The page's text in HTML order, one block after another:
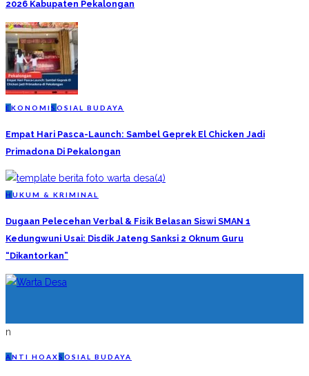
2026 Kabupaten Pekalongan
EKONOMI S OSIAL BUDAYA
Empat Hari Pasca-Launch: Sambel Geprek El Chicken Jadi
Primadona Di Pekalongan
H UKUM & KRIMINAL
Dugaan Pelecehan Verbal & Fisik Belasan Siswi SMAN 1
Kedungwuni Usai: Disdik Jateng Sanksi 2 Oknum Guru
“Dikantorkan”
n
ANTI HOAXS OSIAL BUDAYA